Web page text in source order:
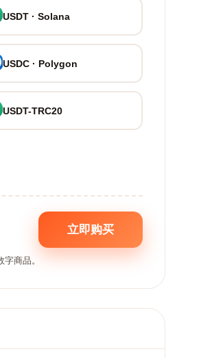
USDT · Solana
USDC · Polygon
USDT-TRC20
立即购买
商品。